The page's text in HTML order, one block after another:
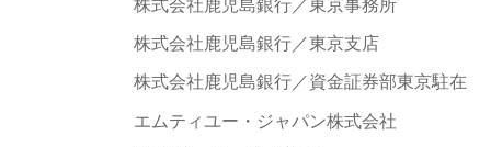
株式会社鹿児島銀行／東京事務所
株式会社鹿児島銀行／東京支店
株式会社鹿児島銀行／資金証券部東京駐在
エムティユー・ジャパン株式会社